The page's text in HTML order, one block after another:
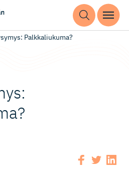
Palkkaliukuma?